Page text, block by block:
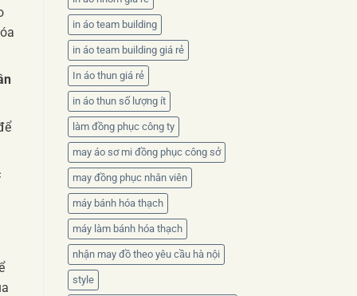
in áo team building
in áo team building giá rẻ
In áo thun giá rẻ
in áo thun số lượng ít
làm đồng phục công ty
may áo sơ mi đồng phục công sở
may đồng phục nhân viên
máy bánh hóa thạch
máy làm bánh hóa thạch
nhận may đồ theo yêu cầu hà nội
style